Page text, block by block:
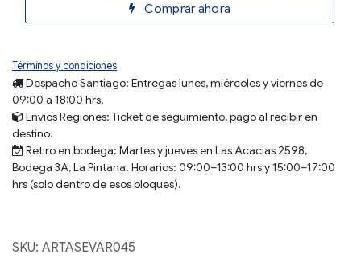
Comprar ahora
Términos y condiciones
Despacho Santiago: Entregas lunes, miércoles y viernes de
09:00 a 18:00 hrs.
EnvíosRegiones: Ticket de seguimiento, pago al recibir en
destino.
Retiro en bodega: Martes y jueves en Las Acacias 2598,
Bodega 3A, La Pintana. Horarios: 09:00–13:00 hrs y 15:00–17:00
hrs (solo dentro de esos bloques).
SKU: ARTASEVAR045